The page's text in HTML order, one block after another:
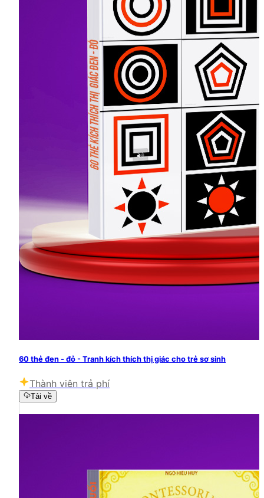
60 thẻ đen - đỏ - Tranh kích thích thị giác cho trẻ sơ sinh
Thành viên trả phí
Tải về